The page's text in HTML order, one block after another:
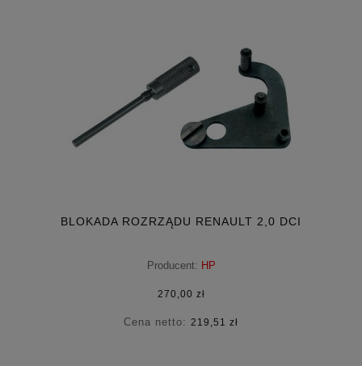
BLOKADA ROZRZĄDU RENAULT 2,0 DCI
Producent: HP
270,00 zł
Cena netto: 219,51 zł